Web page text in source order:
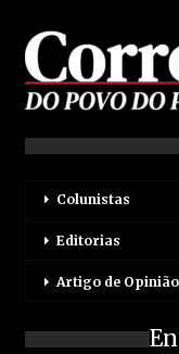
Colunistas
Editorias
Artigo de Opinião